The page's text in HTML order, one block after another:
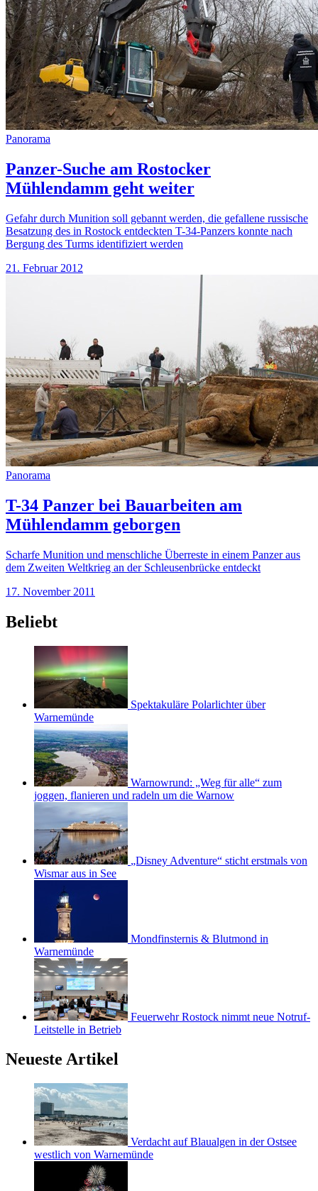
Panorama
Panzer-Suche am Rostocker
Mühlendamm geht weiter
Gefahr durch Munition soll gebannt werden, die gefallene russische
Besatzung des in Rostock entdeckten T-34-Panzers konnte nach
Bergung des Turms identifiziert werden
21. Februar 2012
Panorama
T-34 Panzer bei Bauarbeiten am
Mühlendamm geborgen
Scharfe Munition und menschliche Überreste in einem Panzer aus
dem Zweiten Weltkrieg an der Schleusenbrücke entdeckt
17. November 2011
Beliebt
Spektakuläre Polarlichter über
Warnemünde
Warnowrund: „Weg für alle“ zum
joggen, flanieren und radeln um die Warnow
„Disney Adventure“ sticht erstmals von
Wismar aus in See
Mondfinsternis & Blutmond in
Warnemünde
Feuerwehr Rostock nimmt neue Notruf-
Leitstelle in Betrieb
Neueste Artikel
Verdacht auf Blaualgen in der Ostsee
westlich von Warnemünde